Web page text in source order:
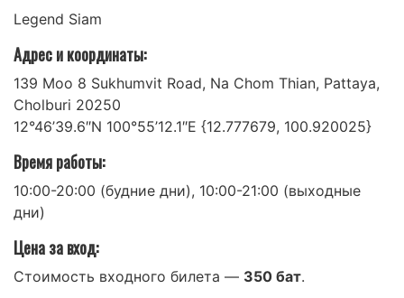
Legend Siam
Адрес и координаты:
139 Moo 8 Sukhumvit Road, Na Chom Thian, Pattaya,
Cholburi 20250
12°46’39.6″N 100°55’12.1″E {12.777679, 100.920025}
Время работы:
10:00-20:00 (будние дни), 10:00-21:00 (выходные
дни)
Цена за вход:
Стоимость входного билета — 350 бат.